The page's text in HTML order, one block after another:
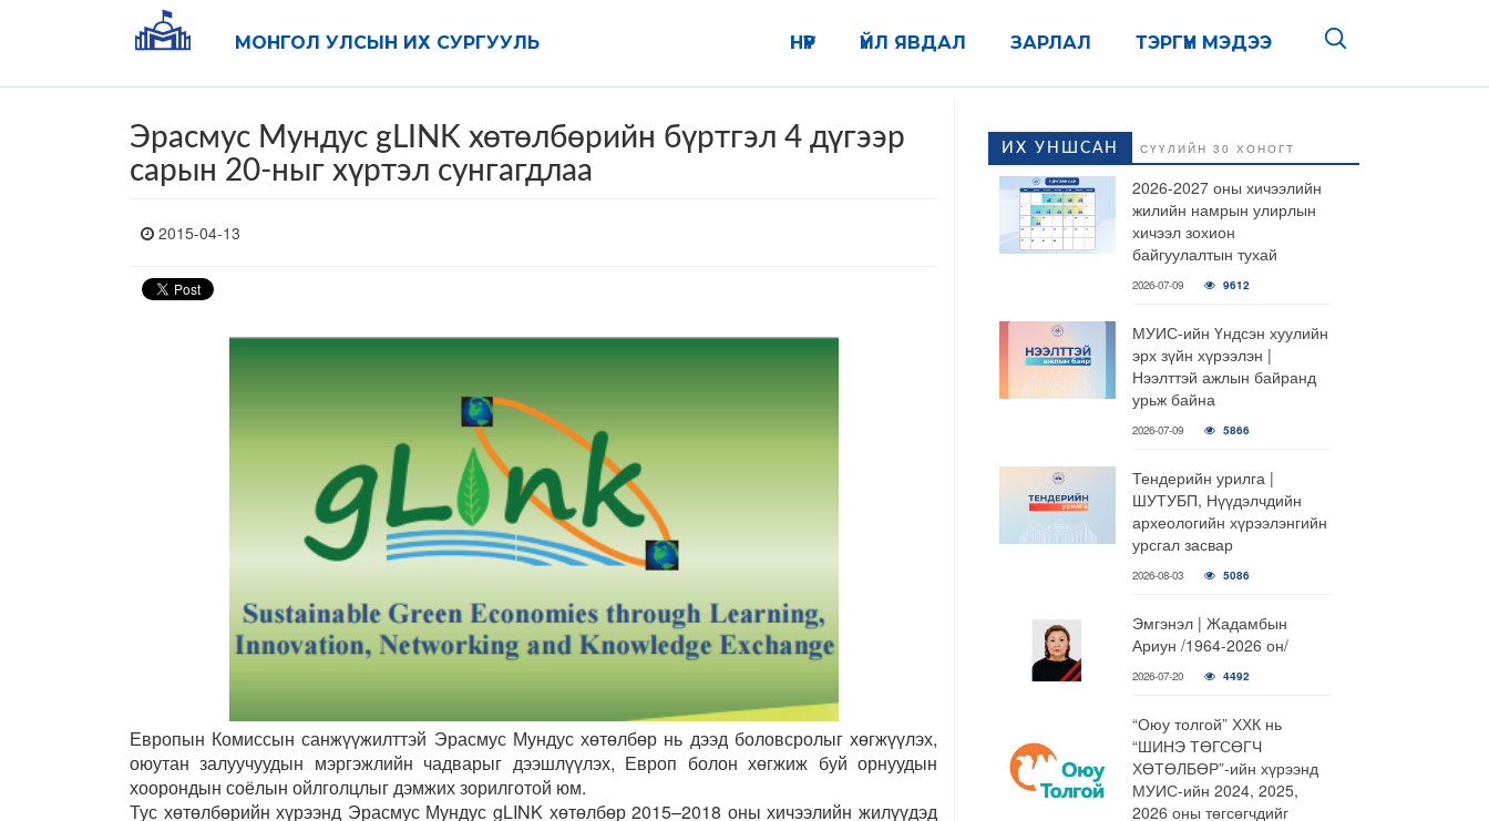
МОНГОЛ УЛСЫН ИХ СУРГУУЛЬ ТЭРГҮҮН МЭДЭЭ
ЗАРЛАЛ
ҮЙЛ ЯВДАЛ
НҮҮР
Эрасмус Мундус gLINK хөтөлбөрийн бүртгэл 4 дүгээр
сарын 20-ныг хүртэл сунгагдлаа
2015-04-13
Европын Комиссын санжүүжилттэй Эрасмус Мундус хөтөлбөр нь дээд боловсролыг хөгжүүлэх,
оюутан залуучуудын мэргэжлийн чадварыг дээшлүүлэх, Европ болон хөгжиж буй орнуудын
хоорондын соёлын ойлголцлыг дэмжих зорилготой юм.
Тус хөтөлбөрийн хүрээнд Эрасмус Мундус gLINK хөтөлбөр 2015–2018 оны хичээлийн жилүүдэд
ИХ УНШСАН СҮҮЛИЙН 30 ХОНОГТ
2026-2027 оны хичээлийн
жилийн намрын улирлын
хичээл зохион
байгуулалтын тухай
2026-07-09 9612
МУИС-ийн Үндсэн хуулийн
эрх зүйн хүрээлэн |
Нээлттэй ажлын байранд
урьж байна
2026-07-09 5866
Тендерийн урилга |
ШУТУБП, Нүүдэлчдийн
археологийн хүрээлэнгийн
урсгал засвар
2026-08-03 5086
Эмгэнэл | Жадамбын
Ариун /1964-2026 он/
2026-07-20 4492
“Оюу толгой” ХХК нь
“ШИНЭ ТӨГСӨГЧ
ХӨТӨЛБӨР”-ийн хүрээнд
МУИС-ийн 2024, 2025,
2026 оны төгсөгчдийг